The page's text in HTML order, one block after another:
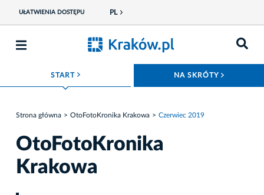
UŁATWIENIA DOSTĘPU PL
START ROZWIŃ MENU NA SKRÓTY
Strona główna OtoFotoKronika Krakowa Czerwiec 2019
OtoFotoKronika
Krakowa